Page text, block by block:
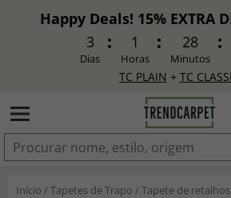
Happy Deals! 15% EXTRA
3
Dias
1
Horas
28
Minutos
TC PLAIN + TC
ADICIONADO
Início /Tapetes de Trapo /Tapete de